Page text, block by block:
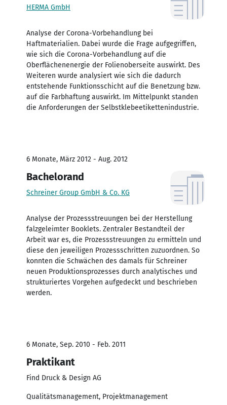
HERMA GmbH
Analyse der Corona-Vorbehandlung bei
Haftmaterialien. Dabei wurde die Frage aufgegriffen,
wie sich die Corona-Vorbehandlung auf die
Oberflächenenergie der Folienoberseite auswirkt. Des
Weiteren wurde analysiert wie sich die dadurch
entstehende Funktionsschicht auf die Benetzung bzw.
auf die Farbhaftung auswirkt. Im Mittelpunkt standen
die Anforderungen der Selbstklebeetikettenindustrie.
6 Monate, März 2012 - Aug. 2012
Bachelorand
Schreiner Group GmbH & Co. KG
Analyse der Prozessstreuungen bei der Herstellung
falzgeleimter Booklets. Zentraler Bestandteil der
Arbeit war es, die Prozessstreuungen zu ermitteln und
diese den jeweiligen Prozessschritten zuzuordnen. So
konnten die Schwächen des damals für Schreiner
neuen Produktionsprozesses durch analytisches und
strukturiertes Vorgehen aufgedeckt und beschrieben
werden.
6 Monate, Sep. 2010 - Feb. 2011
Praktikant
Find Druck & Design AG
Qualitätsmanagement, Projektmanagement